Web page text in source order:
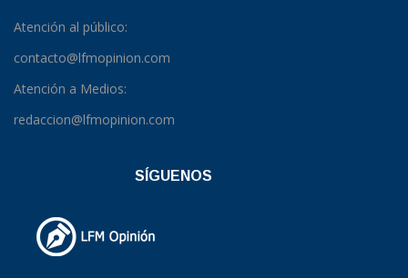
Atención al público:
contacto@lfmopinion.com
Atención a Medios:
redaccion@lfmopinion.com
SÍGUENOS